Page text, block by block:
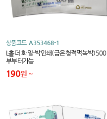
상품코드 A353468-1
L홀더 화일-박인쇄(금은청적먹녹박)500
부부터가능
190원